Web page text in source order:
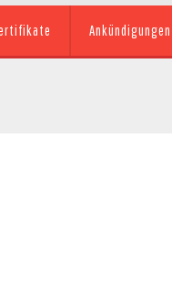
Ankündigungen